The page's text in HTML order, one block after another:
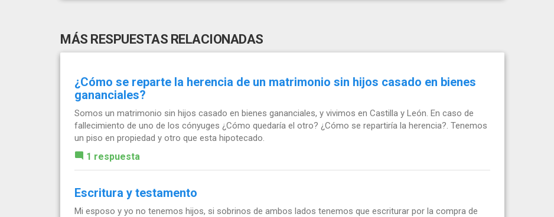
MÁS RESPUESTAS RELACIONADAS
¿Cómo se reparte la herencia de un matrimonio sin hijos casado en bienes
gananciales?
Somos un matrimonio sin hijos casado en bienes gananciales, y vivimos en Castilla y León. En caso de
fallecimiento de uno de los cónyuges ¿Cómo quedaría el otro? ¿Cómo se repartiría la herencia?. Tenemos
un piso en propiedad y otro que esta hipotecado.
1 respuesta
Escritura y testamento
Mi esposo y yo no tenemos hijos, si sobrinos de ambos lados tenemos que escriturar por la compra de